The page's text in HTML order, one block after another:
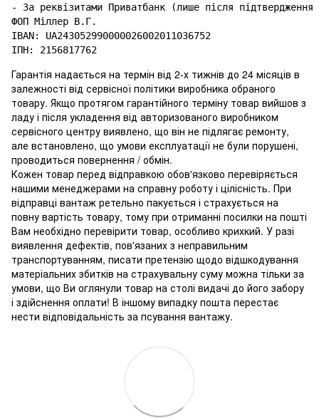
- За реквізитами Приватбанк (лише після підтвердження
ФОП Міллер В.Г.
IBAN: UA243052990000026002011036752
Гарантія надається на термін від 2-х тижнів до 24 місяців в
залежності від сервісної політики виробника обраного
товару. Якщо протягом гарантійного терміну товар вийшов з
ладу і після укладення від авторизованого виробником
сервісного центру виявлено, що він не підлягає ремонту,
але встановлено, що умови експлуатації не були порушені,
проводиться повернення / обмін.
Кожен товар перед відправкою обов'язково перевіряється
нашими менеджерами на справну роботу і цілісність. При
відправці вантаж ретельно пакується і страхується на
повну вартість товару, тому при отриманні посилки на пошті
Вам необхідно перевірити товар, особливо крихкий. У разі
виявлення дефектів, пов'язаних з неправильним
транспортуванням, писати претензію щодо відшкодування
матеріальних збитків на страхувальну суму можна тільки за
умови, що Ви оглянули товар на столі видачі до його забору
і здійснення оплати! В іншому випадку пошта перестає
нести відповідальність за псування вантажу.